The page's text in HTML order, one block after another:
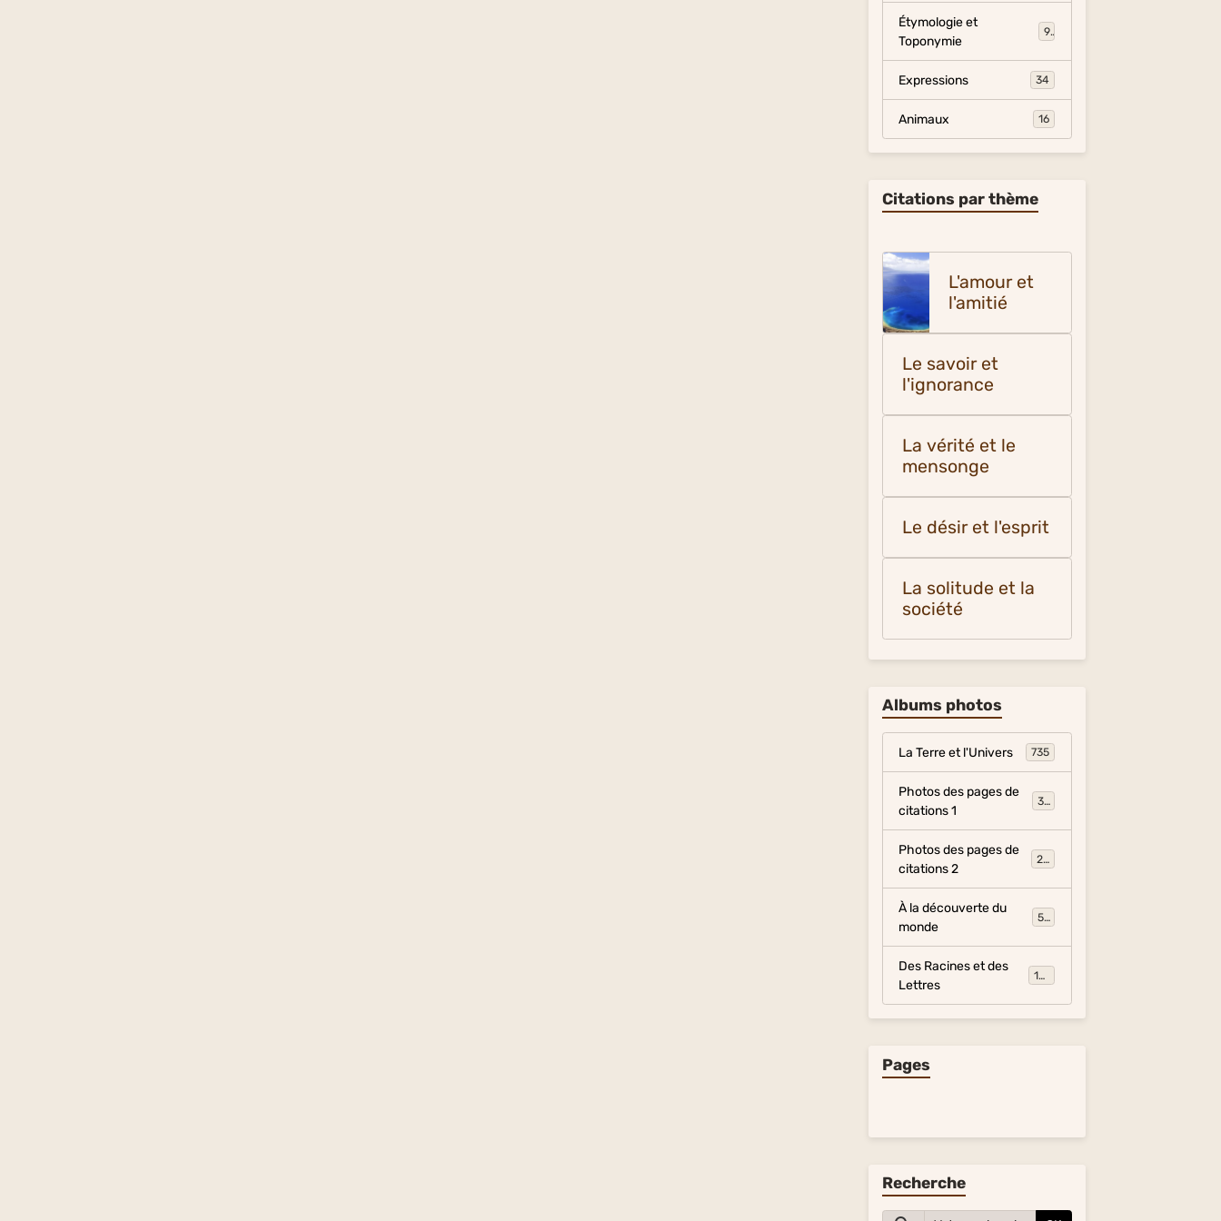
Étymologie et
Toponymie
9
Expressions 34
Animaux 16
Citations par thème
L'amour et
l'amitié
Le savoir et
l'ignorance
La vérité et le
mensonge
Le désir et l'esprit
La solitude et la
société
Albums photos
La Terre et l'Univers 735
Photos des pages de
citations 1
317
Photos des pages de
citations 2
281
À la découverte du
monde
54
Des Racines et des
Lettres
134
Pages
Recherche